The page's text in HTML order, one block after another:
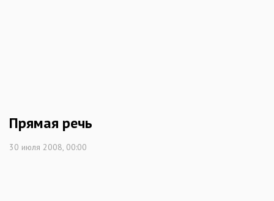
Прямая речь
30 июля 2008, 00:00